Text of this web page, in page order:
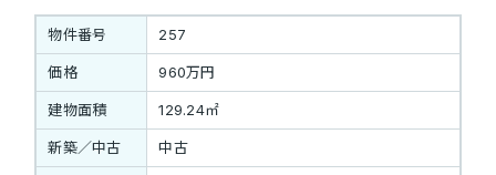
物件番号 257
価格 960万円
建物面積 129.24㎡
新築／中古 中古